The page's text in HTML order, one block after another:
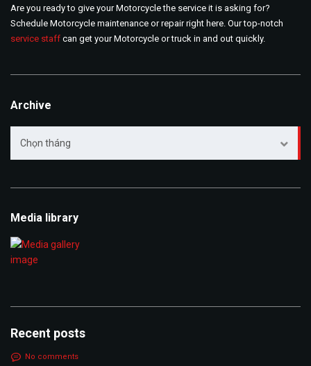
Are you ready to give your Motorcycle the service it is asking for?
Schedule Motorcycle maintenance or repair right here. Our top-notch
service staff can get your Motorcycle or truck in and out quickly.
Archive
Chọn tháng
Media library
Recent posts
No comments